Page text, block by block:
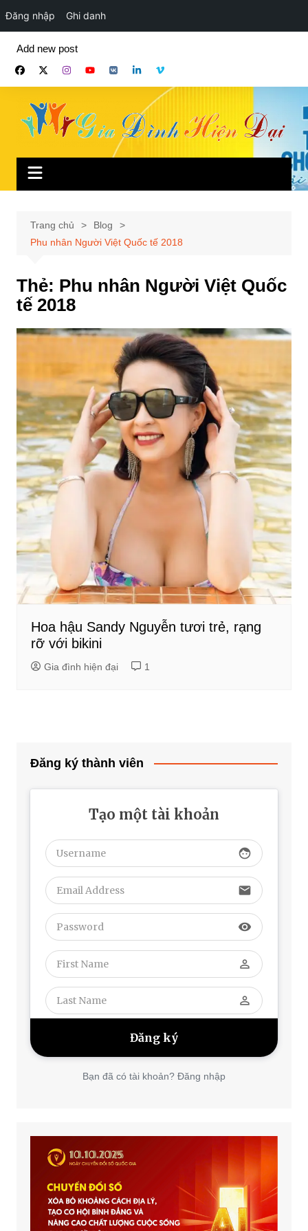
Đăng nhập Ghi danh
phần
Add new post
Trang chủ
Blog
Phu nhân Người Việt Quốc tế 2018
Thẻ: Phu nhân Người Việt Quốc
tế 2018
Hoa hậu Sandy Nguyễn tươi trẻ, rạng
rỡ với bikini
Gia đình hiện đại 1
Đăng ký thành viên
Tạo một tài khoản
face
email
visibility
perm_identity
perm_identity
Bạn đã có tài khoản? Đăng nhập